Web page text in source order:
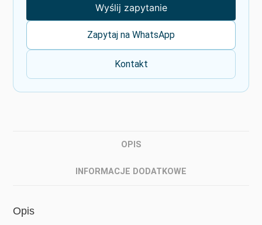
Wyślij zapytanie
Zapytaj na WhatsApp
Kontakt
OPIS
INFORMACJE DODATKOWE
Opis